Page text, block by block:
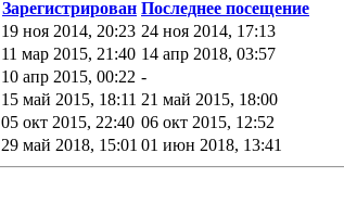
Зарегистрирован Последнее посещение
19 ноя 2014, 20:23 24 ноя 2014, 17:13
11 мар 2015, 21:40 14 апр 2018, 03:57
10 апр 2015, 00:22 -
15 май 2015, 18:11 21 май 2015, 18:00
05 окт 2015, 22:40 06 окт 2015, 12:52
29 май 2018, 15:01 01 июн 2018, 13:41